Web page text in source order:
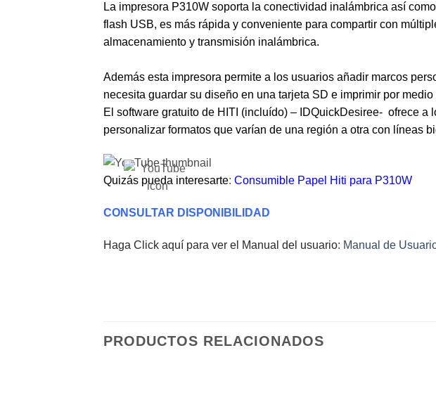
La impresora P310W soporta la conectividad inalámbrica así
flash USB, es más rápida y conveniente para compartir con
almacenamiento y transmisión inalámbrica.
Además esta impresora permite a los usuarios añadir marcos
necesita guardar su diseño en una tarjeta SD e imprimir por
El software gratuito de HITI (incluído) – IDQuickDesiree- ofrece
personalizar formatos que varían de una región a otra con líneas
Quizás pueda interesarte: Consumible Papel Hiti para P310W
CONSULTAR DISPONIBILIDAD
Haga Click aquí para ver el Manual del usuario: Manual de
PRODUCTOS RELACIONADOS